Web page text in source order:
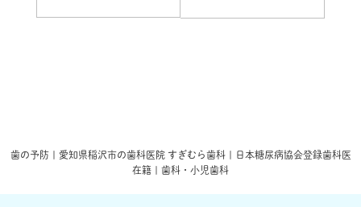
歯の予防 | 愛知県稲沢市の歯科医院 すぎむら歯科 | 日本糖尿病協会登録歯科医
在籍 | 歯科・小児歯科